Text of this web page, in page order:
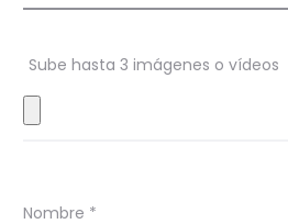
e
s
Sube hasta 3 imágenes o vídeos
Nombre *